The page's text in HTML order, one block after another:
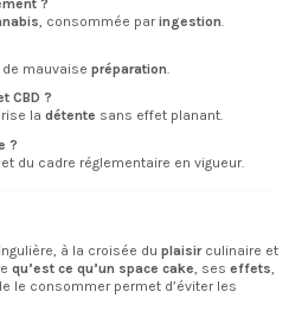
?
, consommée paringestion.
mauvaise préparation
CBD ?
la détente sans effet planant.
?
et du cadre réglementaire en vigueur.
à la croisée du plaisirculinaire et
qu’est ce qu’un space cake, ses effets,
le consommer permet d’éviter les